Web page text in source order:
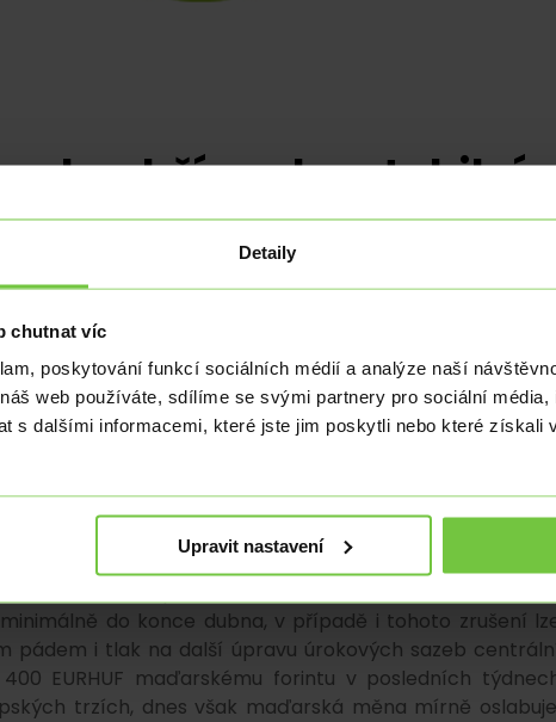
Detaily
chutnat víc
poskytování funkcí sociálních médií a analýze naší
web používáte, sdílíme se svými partnery pro sociální média,
s dalšími informacemi, které jste jim poskytli nebo které získali
Upravit nastavení
drží sazby stabilní
zasedání ponechala základní úrokovou sazbu
v souladu s očekáváním trhu a předchozími
otázkou však zůstává, jak dlouho bude pokračovat
dostal na nové maximum od roku 1995, index
%. Meziměsíčně se pak zdražovalo o 1,9 %.
v prosinci, kdy se vládní představitelé rozhodli zrušit
omezení v potravinářském odvětví však nadále trvá,
do konce dubna, v případě i tohoto zrušení
i tlak na další úpravu úrokových sazeb
EURHUF maďarskému forintu v posledních
trzích, dnes však maďarská měna mírně